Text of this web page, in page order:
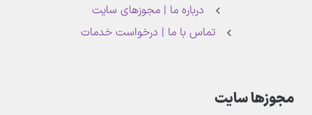
درباره ما | مجوزهای سایت
تماس با ما | درخواست خدمات
مجوزها سایت